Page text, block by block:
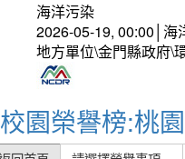
海洋污染
2026-05-19, 00:00│海
地方單位\金門縣政府\
校園榮譽榜:桃